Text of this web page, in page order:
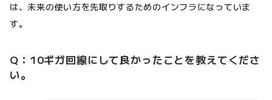
は、未来の使い方を先取りするためのインフラになっていま
す。
Q：10ギガ回線にして良かったことを教えてくださ
い。